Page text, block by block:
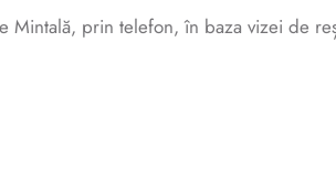
Mintală, prin telefon, în baza vizei de